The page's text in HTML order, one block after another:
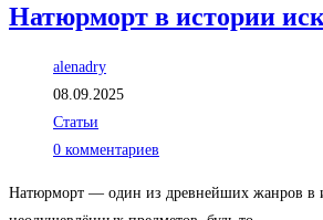
Натюрморт в истории
Автор
записи:
alenadry
Запись
опубликована:
08.09.2025
Рубрика
записи:
Статьи
Комментарии
записи:
0 комментариев
Натюрморт — один из древнейших жанров в